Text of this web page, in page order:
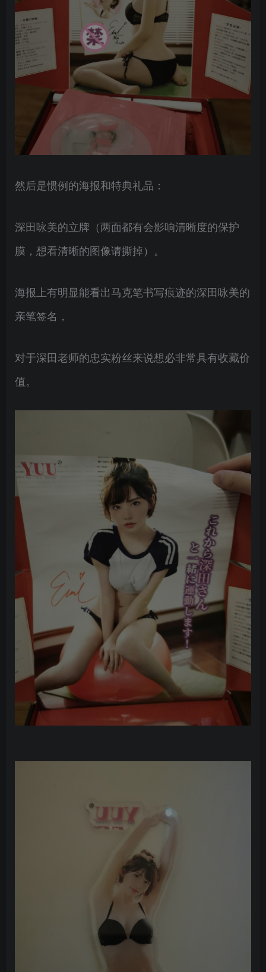
然后是惯例的海报和特典礼品：
深田咏美的立牌（两面都有会影响清晰度的保护
膜，想看清晰的图像请撕掉）。
海报上有明显能看出马克笔书写痕迹的深田咏美的
亲笔签名，
对于深田老师的忠实粉丝来说想必非常具有收藏价
值。